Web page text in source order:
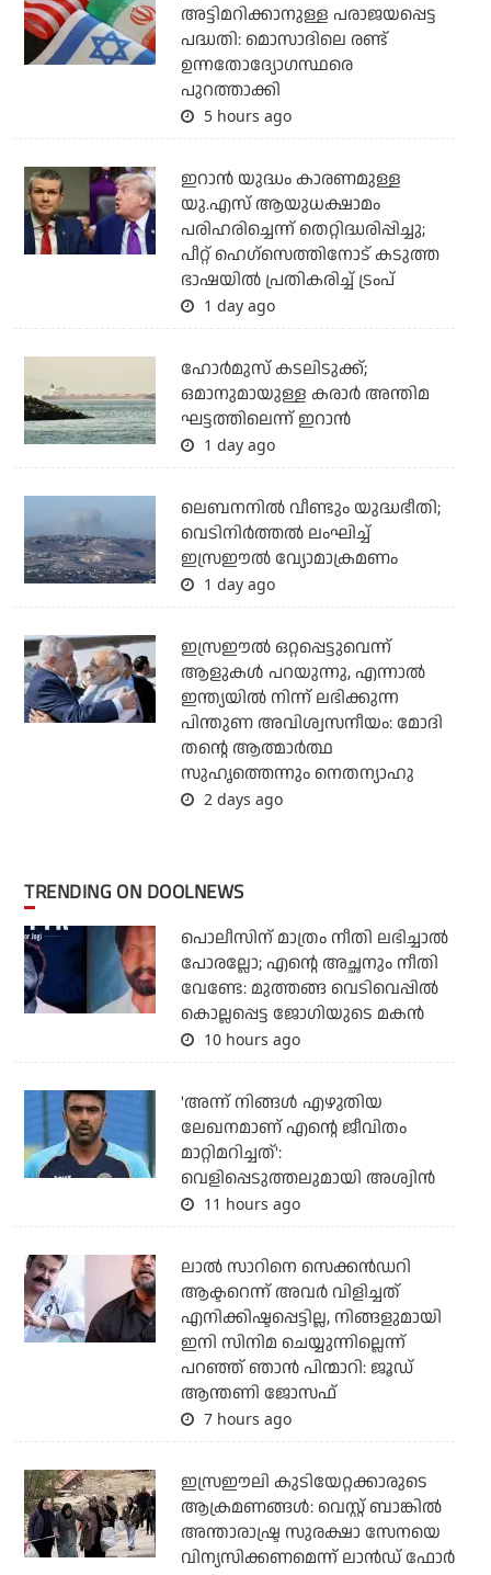
അട്ടിമറിക്കാനുള്ള പരാജയപ്പെട്ട
പദ്ധതി: മൊസാദിലെ രണ്ട്
ഉന്നതോദ്യോഗസ്ഥരെ
പുറത്താക്കി
5 hours ago
ഇറാന്‍ യുദ്ധം കാരണമുള്ള
യു.എസ് ആയുധക്ഷാമം
പരിഹരിച്ചെന്ന് തെറ്റിദ്ധരിപ്പിച്ചു;
പീറ്റ് ഹെഗ്‌സെത്തിനോട് കടുത്ത
ഭാഷയില്‍ പ്രതികരിച്ച് ട്രംപ്
1 day ago
ഹോര്‍മുസ് കടലിടുക്ക്;
ഒമാനുമായുള്ള കരാര്‍ അന്തിമ
ഘട്ടത്തിലെന്ന് ഇറാന്‍
1 day ago
ലെബനനില്‍ വീണ്ടും യുദ്ധഭീതി;
വെടിനിര്‍ത്തല്‍ ലംഘിച്ച്
ഇസ്രഈല്‍ വ്യോമാക്രമണം
1 day ago
ഇസ്രഈല്‍ ഒറ്റപ്പെട്ടുവെന്ന്
ആളുകള്‍ പറയുന്നു, എന്നാല്‍
ഇന്ത്യയില്‍ നിന്ന് ലഭിക്കുന്ന
പിന്തുണ അവിശ്വസനീയം: മോദി
തന്റെ ആത്മാര്‍ത്ഥ
സുഹൃത്തെന്നും നെതന്യാഹു
2 days ago
TRENDING ON DOOLNEWS
പൊലീസിന് മാത്രം നീതി ലഭിച്ചാല്‍
പോരല്ലോ; എന്റെ അച്ഛനും നീതി
വേണ്ടേ: മുത്തങ്ങ വെടിവെപ്പില്‍
കൊല്ലപ്പെട്ട ജോഗിയുടെ മകന്‍
10 hours ago
'അന്ന് നിങ്ങള്‍ എഴുതിയ
ലേഖനമാണ് എന്റെ ജീവിതം
മാറ്റിമറിച്ചത്':
വെളിപ്പെടുത്തലുമായി അശ്വിന്‍
11 hours ago
ലാല്‍ സാറിനെ സെക്കന്‍ഡറി
ആക്ടറെന്ന് അവര്‍ വിളിച്ചത്
എനിക്കിഷ്ടപ്പെട്ടില്ല, നിങ്ങളുമായി
ഇനി സിനിമ ചെയ്യുന്നില്ലെന്ന്
പറഞ്ഞ് ഞാന്‍ പിന്മാറി: ജൂഡ്
ആന്തണി ജോസഫ്
7 hours ago
ഇസ്രഈലി കുടിയേറ്റക്കാരുടെ
ആക്രമണങ്ങള്‍: വെസ്റ്റ് ബാങ്കില്‍
അന്താരാഷ്ട്ര സുരക്ഷാ സേനയെ
വിന്യസിക്കണമെന്ന് ലാന്‍ഡ് ഫോര്‍